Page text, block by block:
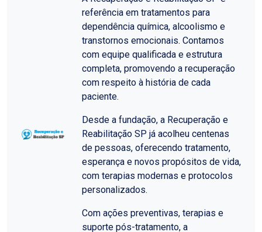
referência em tratamentos para
dependência química, alcoolismo e
transtornos emocionais. Contamos
com equipe qualificada e estrutura
completa, promovendo a recuperação
com respeito à história de cada
paciente.
Desde a fundação, a Recuperação e
Reabilitação SP já acolheu centenas
de pessoas, oferecendo tratamento,
esperança e novos propósitos de vida,
com terapias modernas e protocolos
personalizados.
Com ações preventivas, terapias e
suporte pós-tratamento, a